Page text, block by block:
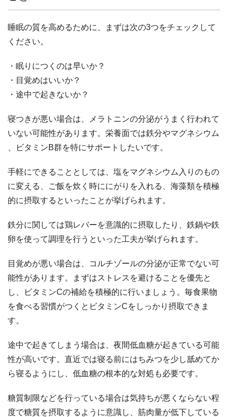
睡眠の質を高めるために、まずは次の3つをチェックして
ください。
・眠りにつくのは早いか？
・目覚めはいいか？
・途中で起きないか？
寝つきが悪い場合は、メラトニンの分泌がうまく行われて
いない可能性があります。栄養面では鉄分やマグネシウム
、ビタミンB群を特にサポートしたいです。
手軽にできることとしては、塩をマグネシウム入りのもの
に変える、ご飯を炊く時ににがりを入れる、海藻類を積極
的に摂取するといったことが挙げられます。
鉄分に関しては鶏レバーを意識的に摂取したり、鉄鍋や鉄
卵を使って調理を行うといった工夫が挙げられます。
目覚めが悪い場合は、コルチゾールの分泌が正常でない可
能性があります。まずはストレスを避けることを優先と
し、ビタミンCの補給を積極的に行いましょう。毎食果物
を食べる習慣がつくとビタミンCをしっかり摂取できま
す。
途中で起きてしまう場合は、夜間低血糖が起きている可能
性が高いです。直近では寝る前にはちみつを少し舐めてか
ら寝るようにし、低血糖の根本的な対処も必要です。
糖質制限などを行っている場合は気持ちが悪くならない程
度で糖質を摂取するように意識し、筋肉量が低下している